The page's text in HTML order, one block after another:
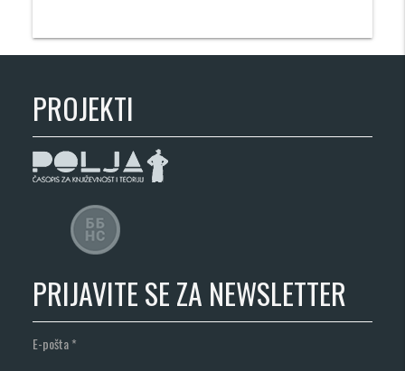
PROJEKTI
PRIJAVITE SE ZA NEWSLETTER
E-pošta*